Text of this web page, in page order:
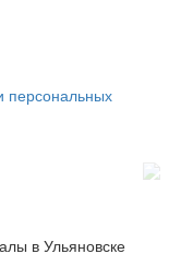
персональных
в Ульяновске